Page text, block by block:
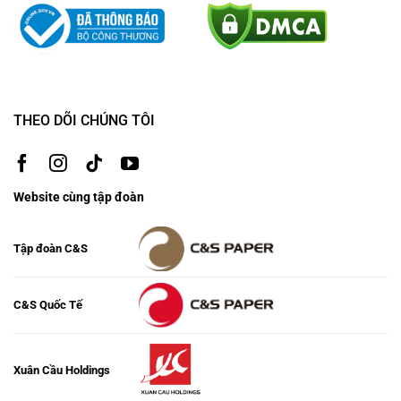
THEO DÕI CHÚNG TÔI
Website cùng tập đoàn
Tập đoàn C&S
C&S Quốc Tế
Xuân Cầu Holdings